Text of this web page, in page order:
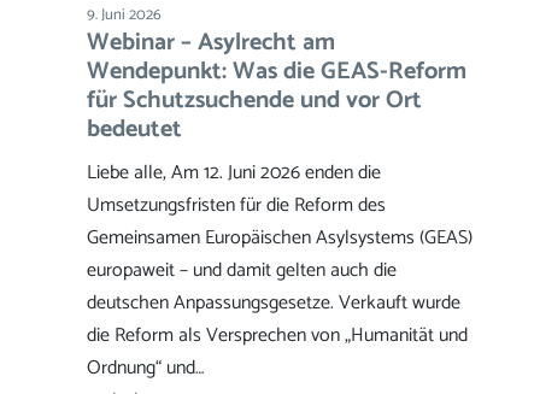
9. Juni 2026
Webinar – Asylrecht am
Wendepunkt: Was die GEAS-Reform
für Schutzsuchende und vor Ort
bedeutet
Liebe alle, Am 12. Juni 2026 enden die
Umsetzungsfristen für die Reform des
Gemeinsamen Europäischen Asylsystems (GEAS)
europaweit – und damit gelten auch die
deutschen Anpassungsgesetze. Verkauft wurde
die Reform als Versprechen von „Humanität und
Ordnung“ und…